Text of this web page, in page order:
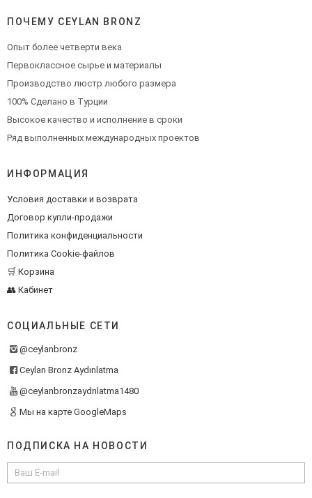
ПОЧЕМУ CEYLAN BRONZ
Опыт более четверти века
Первоклассное сырье и материалы
Производство люстр любого размера
100% Сделано в Турции
Высокое качество и исполнение в сроки
Ряд выполненных международных проектов
ИНФОРМАЦИЯ
Условия доставки и возврата
Договор купли-продажи
Политика конфиденциальности
Политика Cookie-файлов
🛒 Корзина
👥 Кабинет
СОЦИАЛЬНЫЕ СЕТИ
@ceylanbronz
Ceylan Bronz Aydınlatma
@ceylanbronzaydnlatma1480
Мы на карте GoogleMaps
ПОДПИСКА НА НОВОСТИ